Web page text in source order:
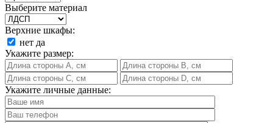
Выберите материал
Верхние шкафы:
нет да
Укажите размер:
Укажите личные данные: